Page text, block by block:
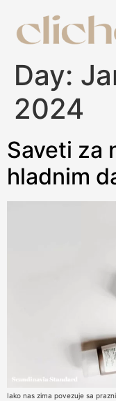
Day:
2024
Saveti za
hladnim
Iako nas zima povezuje sa